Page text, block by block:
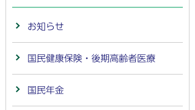
お知らせ
国民健康保険・後期高齢者医療
国民年金